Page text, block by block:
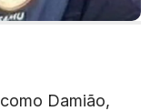
Damião,